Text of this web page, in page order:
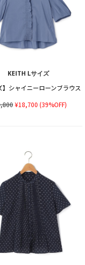
KEITH Lサイズ
】シャイニーローンブラウス
¥18,700 (39%OFF)